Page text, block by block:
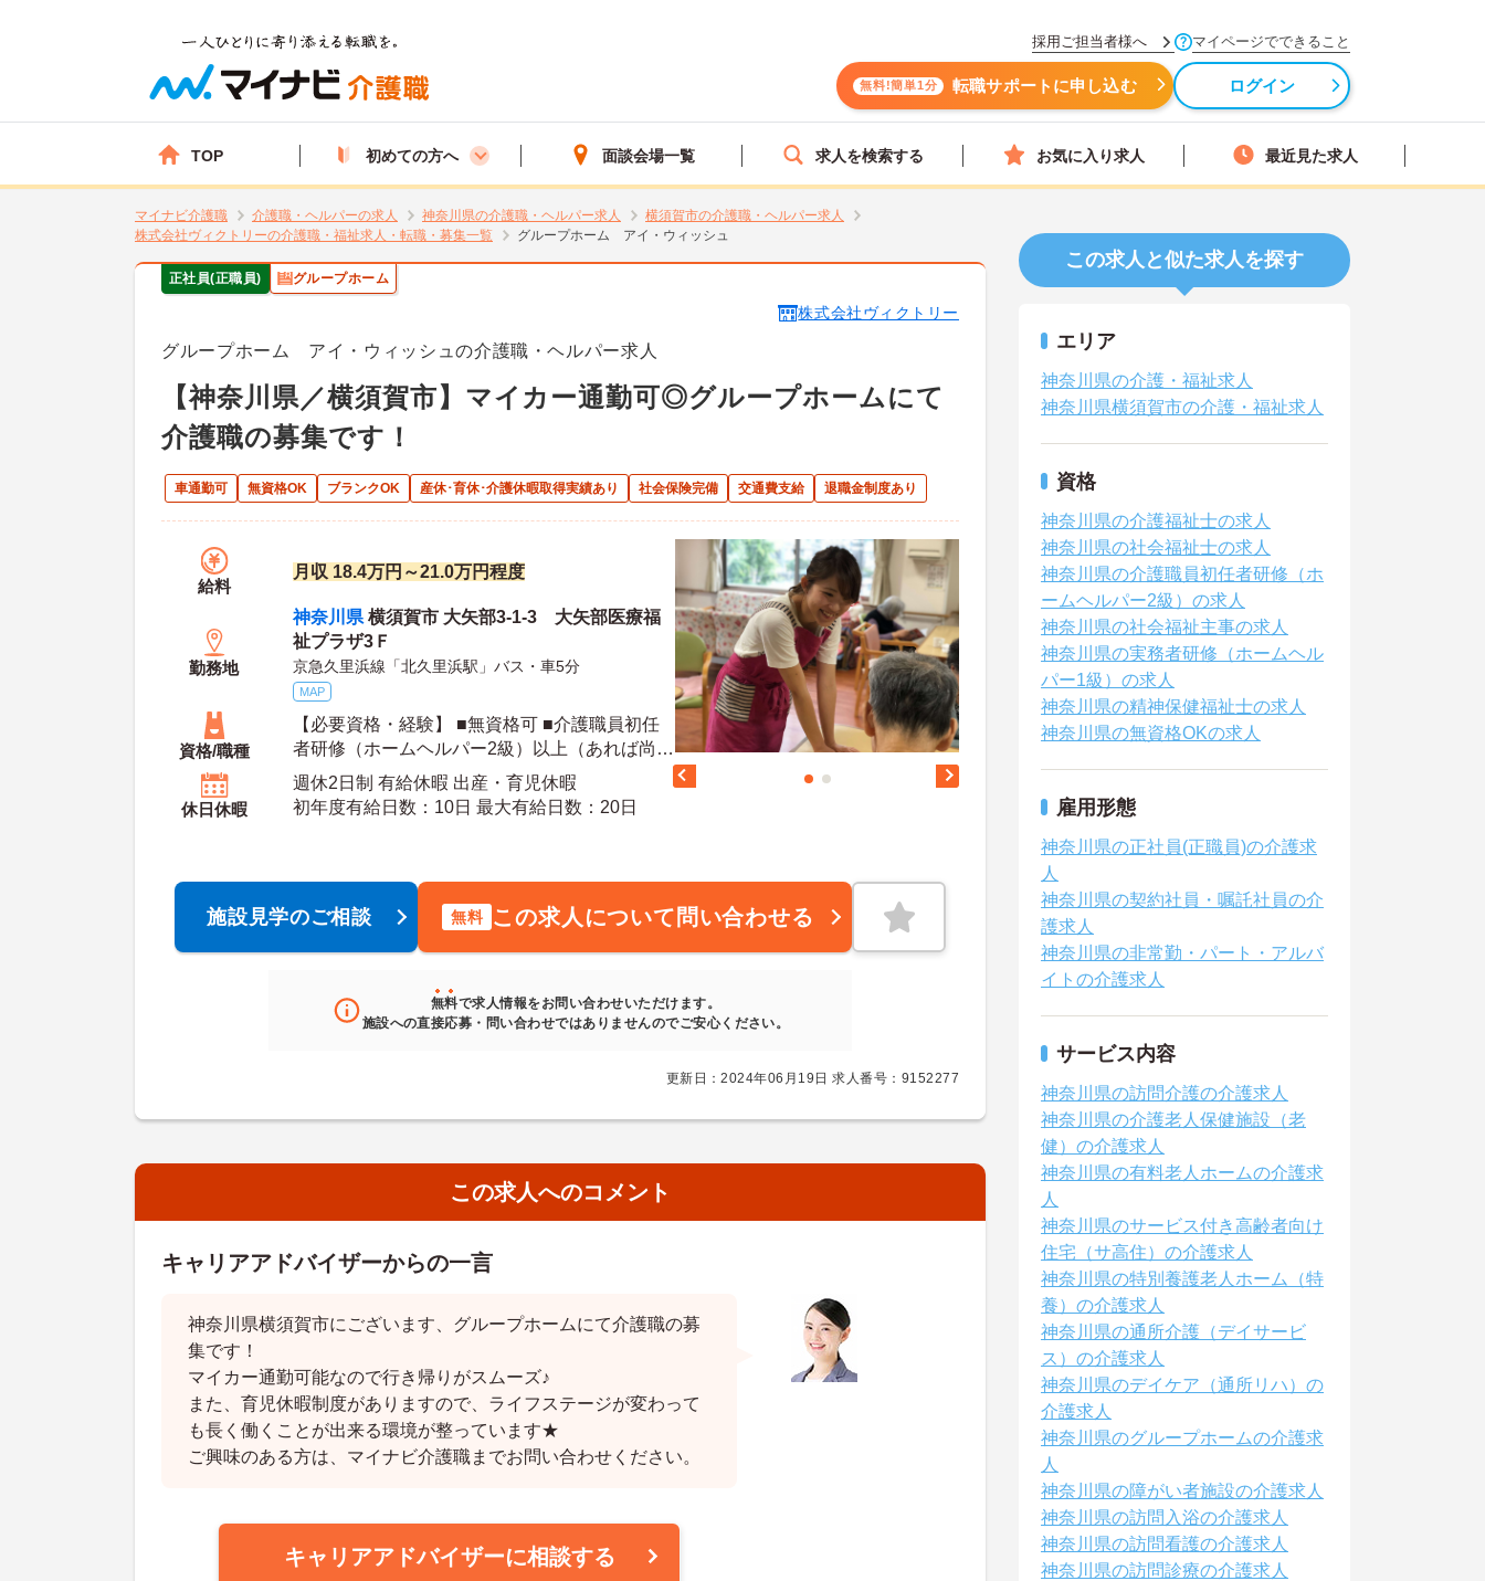
採用ご担当者様へ マイページでできること
無料!簡単1分 転職サポートに申し込む ログイン
TOP 初めての方へ 面談会場一覧 求人を検索する お気に入り求人 最近見た求人
マイナビ介護職 介護職・ヘルパーの求人 神奈川県の介護職・ヘルパー求人
横須賀市の介護職・ヘルパー求人
株式会社ヴィクトリーの介護職・福祉求人・転職・募集一覧
グループホーム アイ・ウィッシュ
正社員(正職員) グループホーム
株式会社ヴィクトリー
グループホーム アイ・ウィッシュの介護職・ヘルパー求人
【神奈川県／横須賀市】マイカー通勤可◎グループホームにて
介護職の募集です！
車通勤可 無資格OK ブランクOK 産休･育休･介護休暇取得実績あり 社会保険完備 交通費支給 退職金制度あり
給料
月収 18.4万円～21.0万円程度
勤務地
神奈川県 横須賀市 大矢部3-1-3 大矢部医療福
祉プラザ3Ｆ
京急久里浜線「北久里浜駅」バス・車5分
MAP
資格/職種
【必要資格・経験】 ■無資格可 ■介護職員初任
者研修（ホームヘルパー2級）以上（あれば尚
可） ■未経験・ブランクのある方も歓迎
休日休暇
週休2日制 有給休暇 出産・育児休暇
初年度有給日数：10日 最大有給日数：20日
施設見学のご相談 無料 この求人について問い合わせる
無料で求人情報をお問い合わせいただけます。
施設への直接応募・問い合わせではありませんのでご安心ください。
更新日：2024年06月19日 求人番号：9152277
この求人へのコメント
キャリアアドバイザーからの一言
神奈川県横須賀市にございます、グループホームにて介護職の募
集です！
マイカー通勤可能なので行き帰りがスムーズ♪
また、育児休暇制度がありますので、ライフステージが変わって
も長く働くことが出来る環境が整っています★
ご興味のある方は、マイナビ介護職までお問い合わせください。
キャリアアドバイザーに相談する
この求人と似た求人を探す
エリア
神奈川県の介護・福祉求人
神奈川県横須賀市の介護・福祉求人
資格
神奈川県の介護福祉士の求人
神奈川県の社会福祉士の求人
神奈川県の介護職員初任者研修（ホ
ームヘルパー2級）の求人
神奈川県の社会福祉主事の求人
神奈川県の実務者研修（ホームヘル
パー1級）の求人
神奈川県の精神保健福祉士の求人
神奈川県の無資格OKの求人
雇用形態
神奈川県の正社員(正職員)の介護求
人
神奈川県の契約社員・嘱託社員の介
護求人
神奈川県の非常勤・パート・アルバ
イトの介護求人
サービス内容
神奈川県の訪問介護の介護求人
神奈川県の介護老人保健施設（老
健）の介護求人
神奈川県の有料老人ホームの介護求
人
神奈川県のサービス付き高齢者向け
住宅（サ高住）の介護求人
神奈川県の特別養護老人ホーム（特
養）の介護求人
神奈川県の通所介護（デイサービ
ス）の介護求人
神奈川県のデイケア（通所リハ）の
介護求人
神奈川県のグループホームの介護求
人
神奈川県の障がい者施設の介護求人
神奈川県の訪問入浴の介護求人
神奈川県の訪問看護の介護求人
神奈川県の訪問診療の介護求人